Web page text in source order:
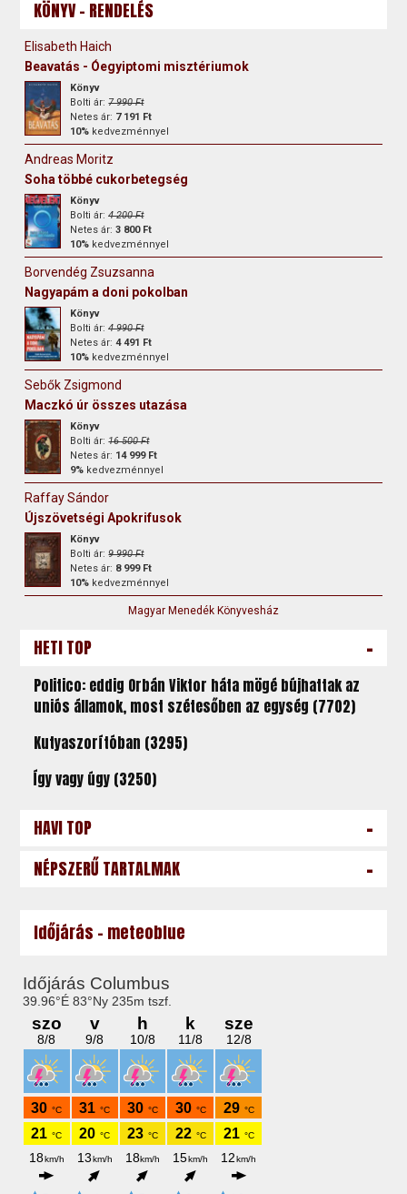
KÖNYV - RENDELÉS
Elisabeth Haich
Beavatás - Óegyiptomi misztériumok
Könyv
Bolti ár:7 990 Ft
Netes ár: 7 191 Ft
10% kedvezménnyel
Andreas Moritz
Soha többé cukorbetegség
Könyv
Bolti ár:4 200 Ft
Netes ár:3 800 Ft
10% kedvezménnyel
Borvendég Zsuzsanna
Nagyapám a doni pokolban
Könyv
Bolti ár:4 990 Ft
Netes ár:4 491 Ft
10% kedvezménnyel
Sebők Zsigmond
Maczkó úr összes utazása
Könyv
Bolti ár:16 500 Ft
Netes ár: 14 999 Ft
9% kedvezménnyel
Raffay Sándor
Újszövetségi Apokrifusok
Könyv
Bolti ár:9 990 Ft
Netes ár: 8 999 Ft
10% kedvezménnyel
Magyar Menedék Könyvesház
HETI TOP -
Politico: eddig Orbán Viktor háta mögé bújhattak az
uniós államok, most szétesőben az egység (7702)
Kutyaszorítóban (3295)
Így vagy úgy (3250)
HAVI TOP -
NÉPSZERŰ TARTALMAK -
Időjárás - meteoblue